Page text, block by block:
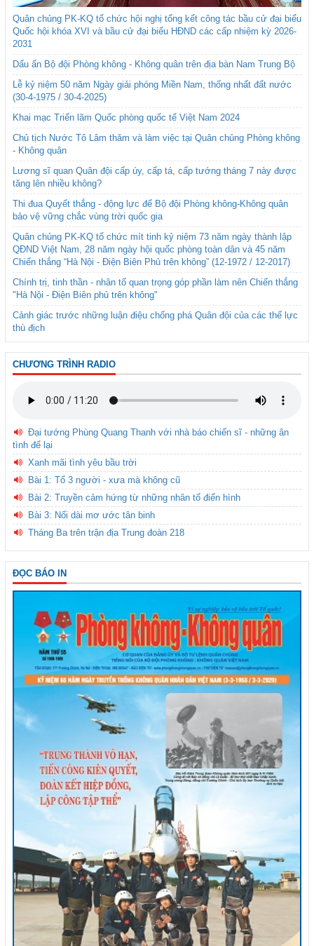
Quân chủng PK-KQ tổ chức hội nghị tổng kết công tác bầu cử đại biểu
Quốc hội khóa XVI và bầu cử đại biểu HĐND các cấp nhiệm kỳ 2026-
2031
Dấu ấn Bộ đội Phòng không - Không quân trên địa bàn Nam Trung Bộ
Lễ kỷ niệm 50 năm Ngày giải phóng Miền Nam, thống nhất đất nước
(30-4-1975 / 30-4-2025)
Khai mạc Triển lãm Quốc phòng quốc tế Việt Nam 2024
Chủ tịch Nước Tô Lâm thăm và làm việc tại Quân chủng Phòng không
- Không quân
Lương sĩ quan Quân đội cấp úy, cấp tá, cấp tướng tháng 7 này được
tăng lên nhiều không?
Thi đua Quyết thắng - động lực để Bộ đội Phòng không-Không quân
bảo vệ vững chắc vùng trời quốc gia
Quân chủng PK-KQ tổ chức mít tinh kỷ niệm 73 năm ngày thành lập
QĐND Việt Nam, 28 năm ngày hội quốc phòng toàn dân và 45 năm
Chiến thắng “Hà Nội - Điện Biên Phủ trên không” (12-1972 / 12-2017)
Chính trị, tinh thần - nhân tố quan trọng góp phần làm nên Chiến thắng
"Hà Nội - Điện Biên phủ trên không"
Cảnh giác trước những luận điệu chống phá Quân đội của các thế lực
thù địch
CHƯƠNG TRÌNH RADIO
Đại tướng Phùng Quang Thanh với nhà báo chiến sĩ - những ân
tình để lại
Xanh mãi tình yêu bầu trời
Bài 1: Tổ 3 người - xưa mà không cũ
Bài 2: Truyền cảm hứng từ những nhân tố điển hình
Bài 3: Nối dài mơ ước tân binh
Tháng Ba trên trận địa Trung đoàn 218
ĐỌC BÁO IN